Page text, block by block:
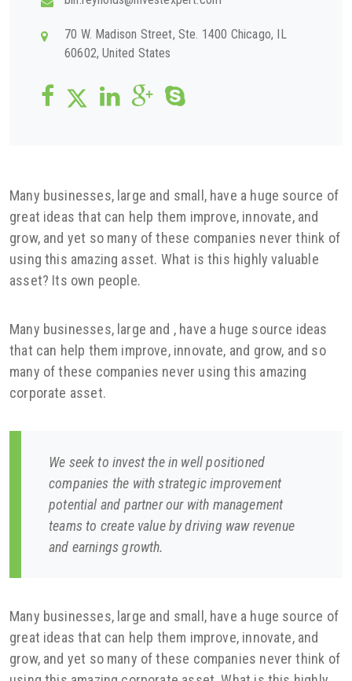
70 W. Madison Street, Ste. 1400 Chicago, IL
60602, United States
Many businesses, large and small, have a huge source of
great ideas that can help them improve, innovate, and
grow, and yet so many of these companies never think of
using this amazing asset. What is this highly valuable
asset? Its own people.
Many businesses, large and , have a huge source ideas
that can help them improve, innovate, and grow, and so
many of these companies never using this amazing
corporate asset.
We seek to invest the in well positioned
companies the with strategic improvement
potential and partner our with management
teams to create value by driving waw revenue
and earnings growth.
Many businesses, large and small, have a huge source of
great ideas that can help them improve, innovate, and
grow, and yet so many of these companies never think of